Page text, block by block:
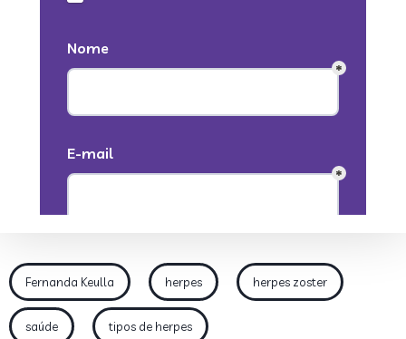
Fernanda Keulla herpes herpes zoster
saúde tipos de herpes